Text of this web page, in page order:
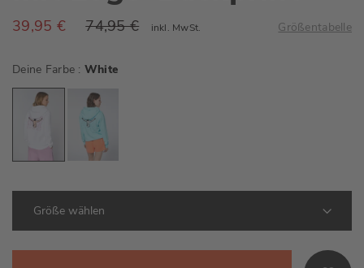
39,95 € 74,95 € inkl. MwSt. Größentabelle
Deine Farbe White